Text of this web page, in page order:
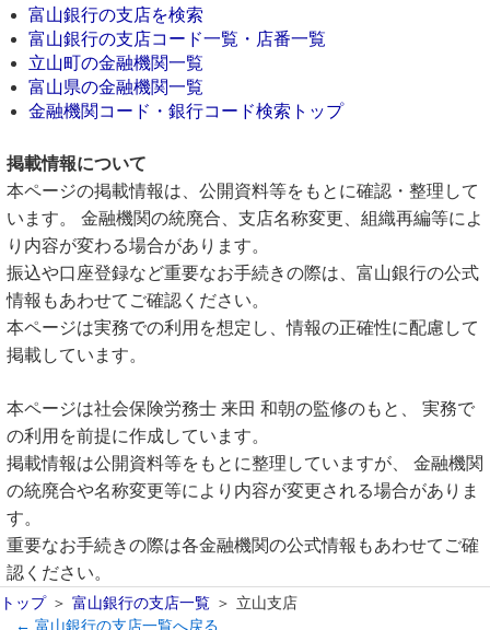
富山銀行の支店を検索
富山銀行の支店コード一覧・店番一覧
立山町の金融機関一覧
富山県の金融機関一覧
金融機関コード・銀行コード検索トップ
掲載情報について
本ページの掲載情報は、公開資料等をもとに確認・整理して
います。 金融機関の統廃合、支店名称変更、組織再編等によ
り内容が変わる場合があります。
振込や口座登録など重要なお手続きの際は、富山銀行の公式
情報もあわせてご確認ください。
本ページは実務での利用を想定し、情報の正確性に配慮して
掲載しています。
本ページは社会保険労務士 来田 和朝の監修のもと、 実務で
の利用を前提に作成しています。
掲載情報は公開資料等をもとに整理していますが、 金融機関
の統廃合や名称変更等により内容が変更される場合がありま
す。
重要なお手続きの際は各金融機関の公式情報もあわせてご確
認ください。
トップ 富山銀行の支店一覧
立山支店
← 富山銀行の支店一覧へ戻る